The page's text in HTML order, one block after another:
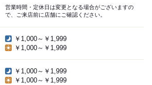
営業時間・定休日は変更となる場合がございますの
で、ご来店前に店舗にご確認ください。
￥1,000～￥1,999
￥1,000～￥1,999
￥1,000～￥1,999
￥1,000～￥1,999